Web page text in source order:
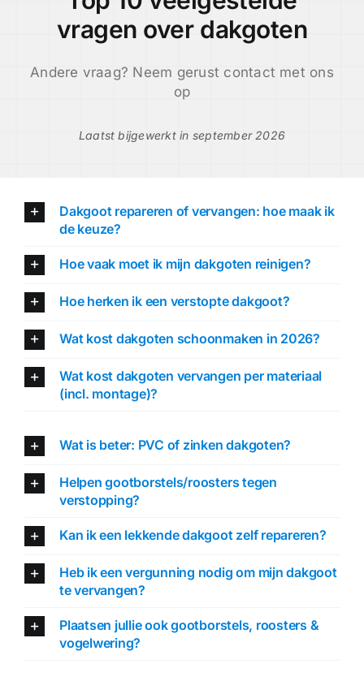
vragen over dakgoten
Andere vraag? Neem gerust contact met ons
op
Laatst bijgewerkt in september 2026
Dakgoot repareren of vervangen: hoe maak ik
de keuze?
Hoe vaak moet ik mijn dakgoten reinigen?
Hoe herken ik een verstopte dakgoot?
Wat kost dakgoten schoonmaken in 2026?
Wat kost dakgoten vervangen per materiaal
(incl. montage)?
Wat is beter: PVC of zinken dakgoten?
Helpen gootborstels/roosters tegen
verstopping?
Kan ik een lekkende dakgoot zelf repareren?
Heb ik een vergunning nodig om mijn dakgoot
te vervangen?
Plaatsen jullie ook gootborstels, roosters &
vogelwering?